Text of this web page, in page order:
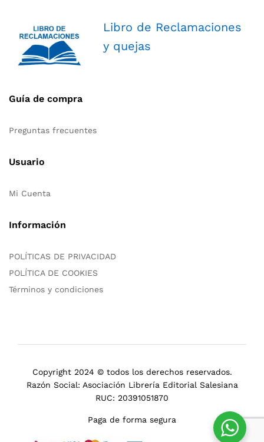
Libro de Reclamaciones
y quejas
Guía de compra
Preguntas frecuentes
Usuario
Mi Cuenta
Información
POLÍTICAS DE PRIVACIDAD
POLÍTICA DE COOKIES
Términos y condiciones
Copyright 2024 © todos los derechos reservados.
Razón Social: Asociación Librería Editorial Salesiana
RUC: 20391051870
Paga de forma segura